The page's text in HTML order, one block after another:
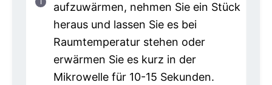
aufzuwärmen, nehmen Sie ein Stück
heraus und lassen Sie es bei
Raumtemperatur stehen oder
erwärmen Sie es kurz in der
Mikrowelle für 10-15 Sekunden.